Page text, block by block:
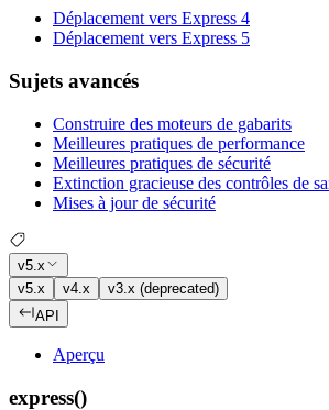
Déplacement vers Express 4
Déplacement vers Express 5
Sujets avancés
Construire des moteurs de gabarits
Meilleures pratiques de performance
Meilleures pratiques de sécurité
Extinction gracieuse des contrôles de
Mises à jour de sécurité
v5.x
v5.x
v4.x
v3.x (deprecated)
API
Aperçu
express()